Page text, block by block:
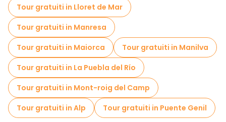
Tour gratuiti in Lloret de Mar
Tour gratuiti in Manresa
Tour gratuiti in Maiorca
Tour gratuiti in Manilva
Tour gratuiti in La Puebla del Río
Tour gratuiti in Mont-roig del Camp
Tour gratuiti in Alp
Tour gratuiti in Puente Genil